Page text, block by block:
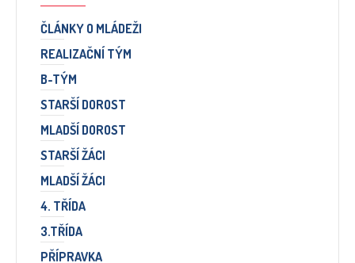
ČLÁNKY O MLÁDEŽI
REALIZAČNÍ TÝM
B-TÝM
STARŠÍ DOROST
MLADŠÍ DOROST
STARŠÍ ŽÁCI
MLADŠÍ ŽÁCI
4. TŘÍDA
3.TŘÍDA
PŘÍPRAVKA